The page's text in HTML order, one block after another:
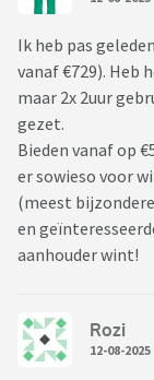
Ik heb pas
vanaf €729). Heb
maar 2x 2uur
gezet.
Bieden vanaf op
er sowieso voor
(meest
en
aanhouder wint!
Rozi
12-08-2025